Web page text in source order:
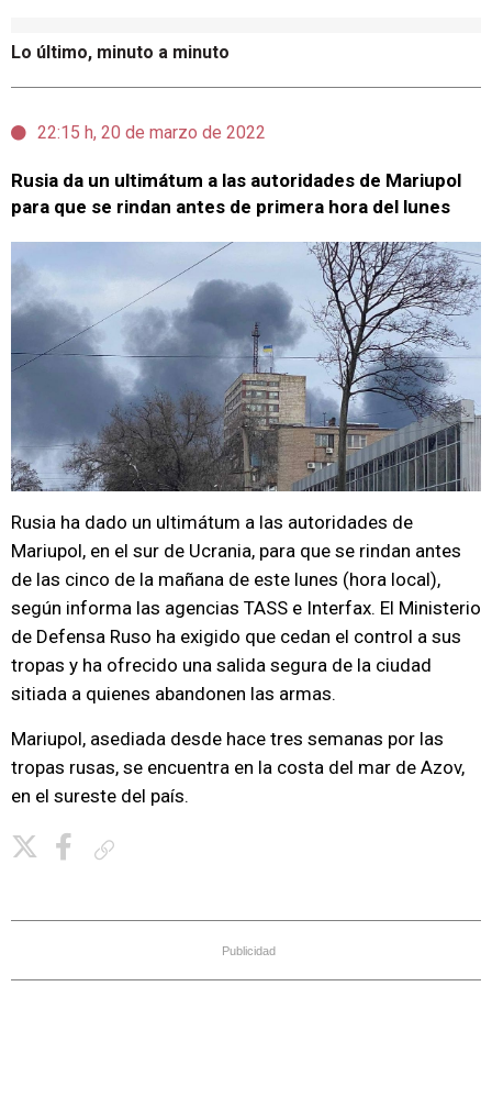
Lo último, minuto a minuto
22:15 h, 20 de marzo de 2022
Rusia da un ultimátum a las autoridades de Mariupol
para que se rindan antes de primera hora del lunes
Rusia ha dado un ultimátum a las autoridades de
Mariupol, en el sur de Ucrania, para que se rindan antes
de las cinco de la mañana de este lunes (hora local),
según informa las agencias TASS e Interfax. El Ministerio
de Defensa Ruso ha exigido que cedan el control a sus
tropas y ha ofrecido una salida segura de la ciudad
sitiada a quienes abandonen las armas.
Mariupol, asediada desde hace tres semanas por las
tropas rusas, se encuentra en la costa del mar de Azov,
en el sureste del país.
Publicidad